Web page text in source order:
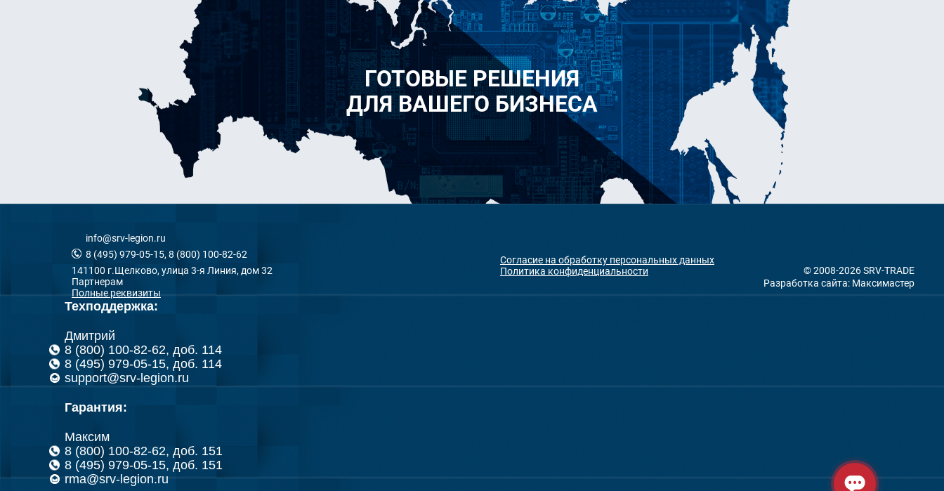
ГОТОВЫЕ РЕШЕНИЯ
ДЛЯ ВАШЕГО БИЗНЕСА
info@srv-legion.ru
8 (495) 979-05-15, 8 (800) 100-82-62
141100 г.Щелково, улица 3-я Линия, дом 32
Партнерам
Полные реквизиты
Согласие на обработку персональных данных
Политика конфиденциальности
Разработка сайта: Максимастер
© 2008-2026 SRV-TRADE
Техподдержка:
Дмитрий
8 (800) 100-82-62, доб. 114
8 (495) 979-05-15, доб. 114
support@srv-legion.ru
Гарантия:
Максим
8 (800) 100-82-62, доб. 151
8 (495) 979-05-15, доб. 151
rma@srv-legion.ru